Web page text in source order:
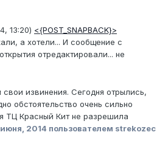
13:20) <{POST_SNAPBACK}>
а хотели... И сообщение с
отредактировали... не
извинения. Сегодня отрылись,
обстоятельство очень сильно
ТЦ Красный Кит не разрешила
2014 пользователем strekozec